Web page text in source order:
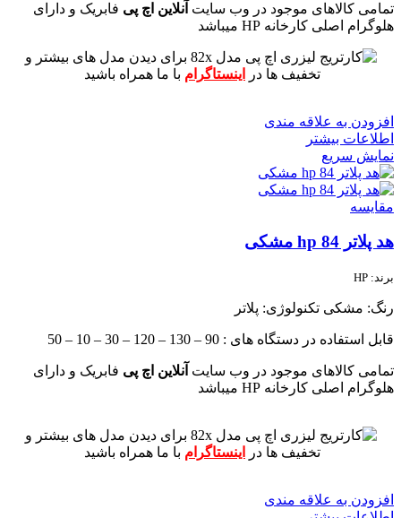
تمامی کالاهای موجود در وب سایت آنلاین اچ پی فابریک و دارای
هلوگرام اصلی کارخانه HP میباشد
برای دیدن مدل های بیشتر و
تخفیف ها در
اینستاگرام با ما همراه باشید
افزودن به علاقه مندی
اطلاعات بیشتر
نمایش سریع
مقايسه
هد پلاتر 84 hp مشکی
برند: HP
رنگ: مشکی تکنولوژی: پلاتر
قابل استفاده در دستگاه های : 90 – 130 – 120 – 30 – 10 – 50
تمامی کالاهای موجود در وب سایت آنلاین اچ پی فابریک و دارای
هلوگرام اصلی کارخانه HP میباشد
برای دیدن مدل های بیشتر و
تخفیف ها در
اینستاگرام با ما همراه باشید
افزودن به علاقه مندی